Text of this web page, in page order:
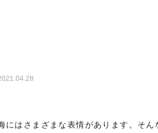
にはさまざまな表情があります。そ